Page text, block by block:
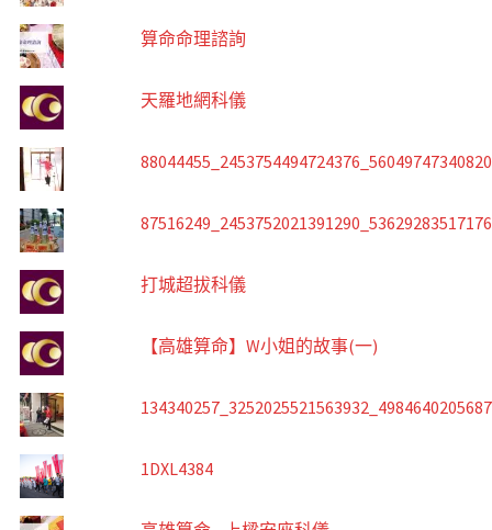
算命命理諮詢
天羅地網科儀
打城超拔科儀
【高雄算命】W小姐的故事(一)
1DXL4384